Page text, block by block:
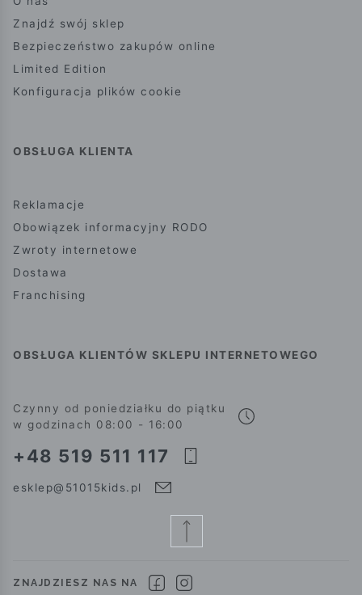
Znajdź swój sklep
Bezpieczeństwo zakupów online
Limited Edition
Konfiguracja plików cookie
OBSŁUGA KLIENTA
Reklamacje
Obowiązek informacyjny RODO
Zwroty internetowe
Dostawa
Franchising
OBSŁUGA KLIENTÓW SKLEPU INTERNETOWEGO
Czynny od poniedziałku do piątku
w godzinach 08:00 - 16:00
+48 519 511 117
esklep@51015kids.pl
ZNAJDZIESZ NAS NA